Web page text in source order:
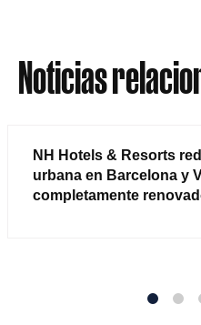
Noticias
NH Hotels & Resorts
urbana en Barcelona y
completamente